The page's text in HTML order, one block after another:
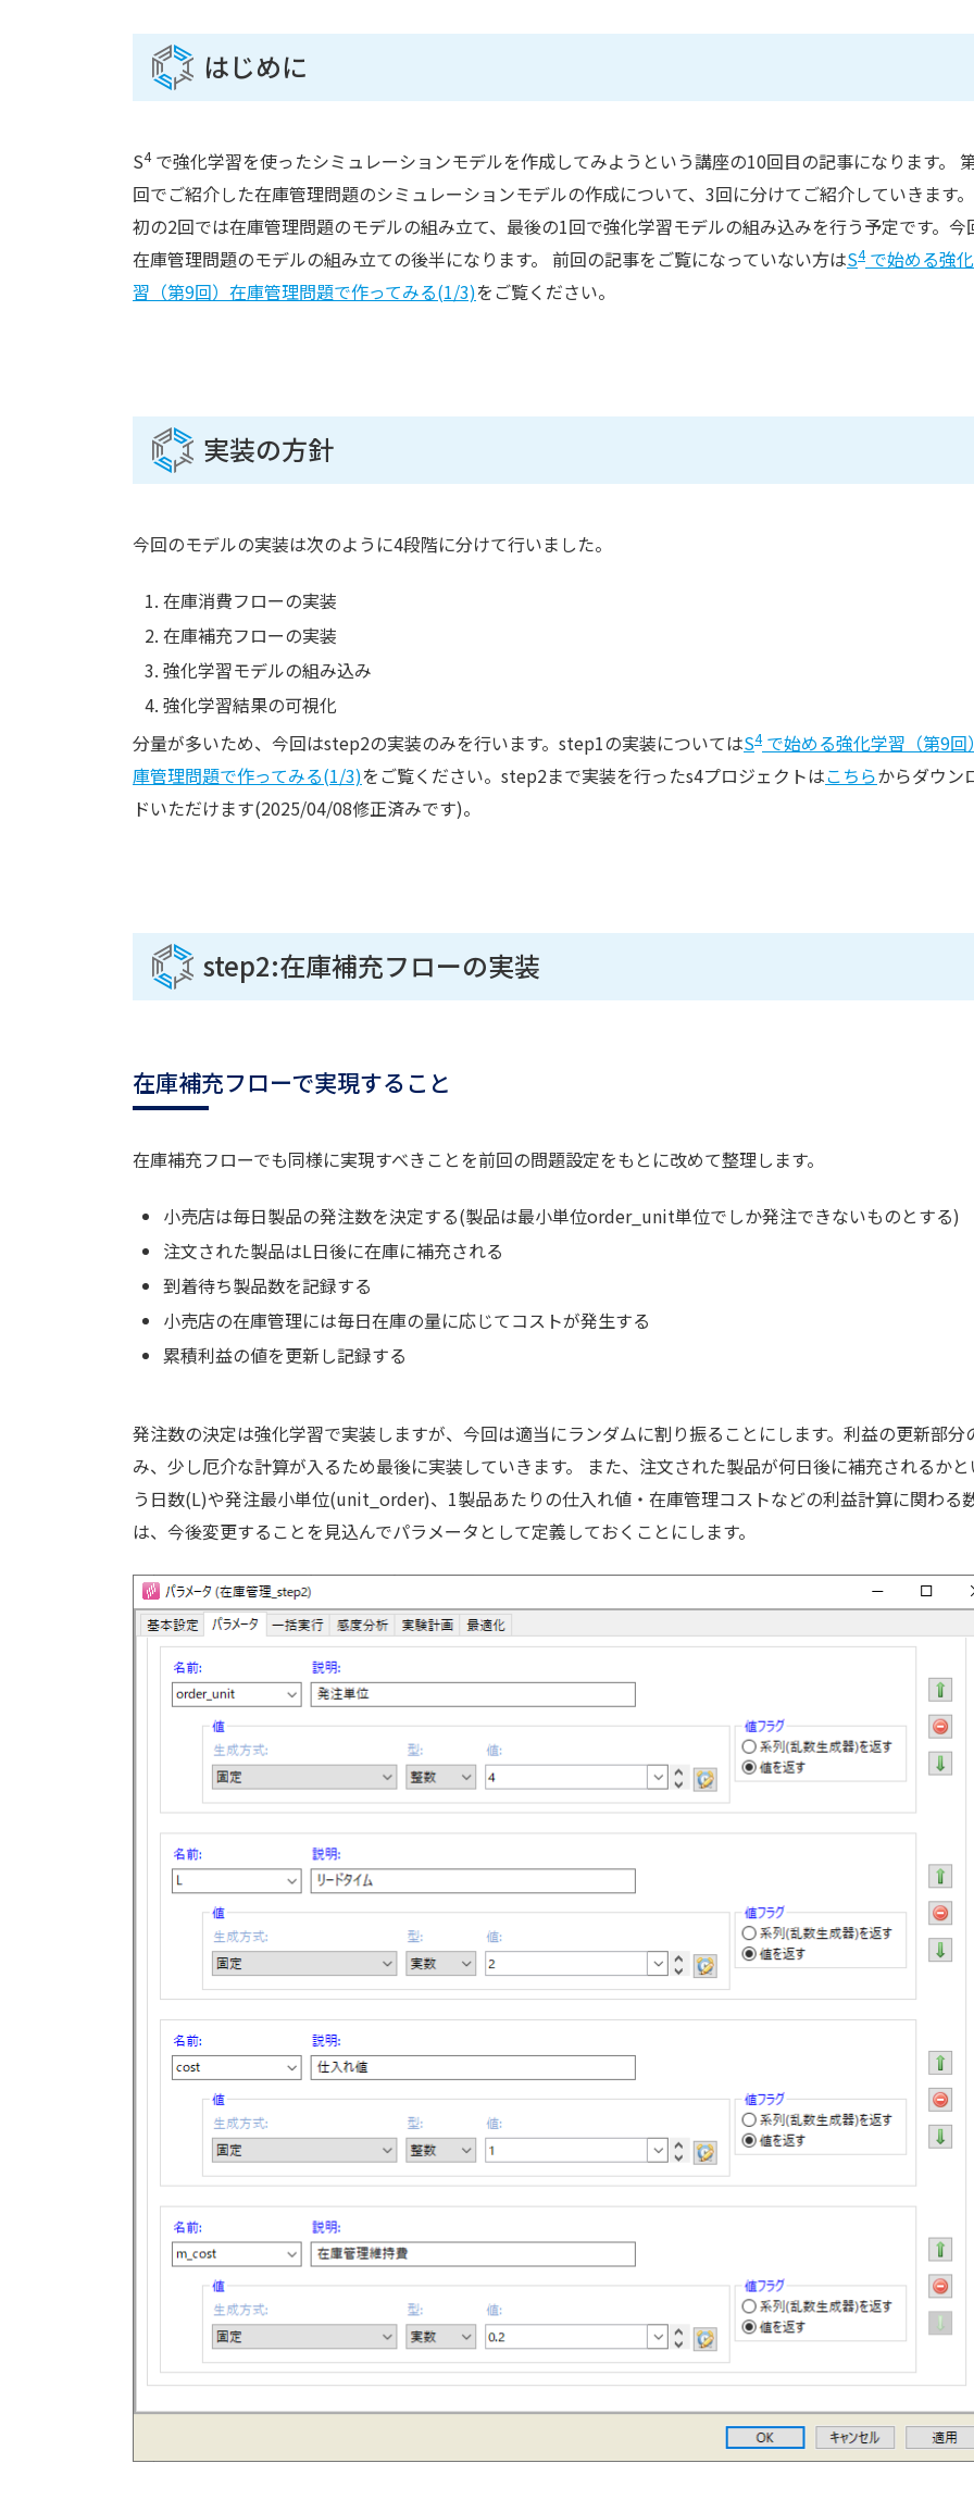
はじめに
S4で強化学習を使ったシミュレーションモデルを作成してみようという講座の10回目の記事になります。
回でご紹介した在庫管理問題のシミュレーションモデルの作成について、3回に分けてご紹介していきます
初の2回では在庫管理問題のモデルの組み立て、最後の1回で強化学習モデルの組み込みを行う予定です。今
在庫管理問題のモデルの組み立ての後半になります。 前回の記事をご覧になっていない方はS4で始める強
習（第9回）在庫管理問題で作ってみる(1/3)をご覧ください。
実装の方針
今回のモデルの実装は次のように4段階に分けて行いました。
在庫消費フローの実装
在庫補充フローの実装
強化学習モデルの組み込み
強化学習結果の可視化
分量が多いため、今回はstep2の実装のみを行います。step1の実装についてはS4で始める強化学習（第9回
庫管理問題で作ってみる(1/3)をご覧ください。step2まで実装を行ったs4プロジェクトはこちらからダウン
ドいただけます(2025/04/08修正済みです)。
step2:在庫補充フローの実装
在庫補充フローで実現すること
在庫補充フローでも同様に実現すべきことを前回の問題設定をもとに改めて整理します。
小売店は毎日製品の発注数を決定する(製品は最小単位order_unit単位でしか発注できないものとする)
注文された製品はL日後に在庫に補充される
到着待ち製品数を記録する
小売店の在庫管理には毎日在庫の量に応じてコストが発生する
累積利益の値を更新し記録する
発注数の決定は強化学習で実装しますが、今回は適当にランダムに割り振ることにします。利益の更新部分
み、少し厄介な計算が入るため最後に実装していきます。 また、注文された製品が何日後に補充されるかと
う日数(L)や発注最小単位(unit_order)、1製品あたりの仕入れ値・在庫管理コストなどの利益計算に関わる
は、今後変更することを見込んでパラメータとして定義しておくことにします。